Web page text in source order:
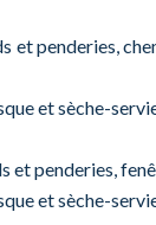
et penderies,
et sèche-
et penderies,
et sèche-